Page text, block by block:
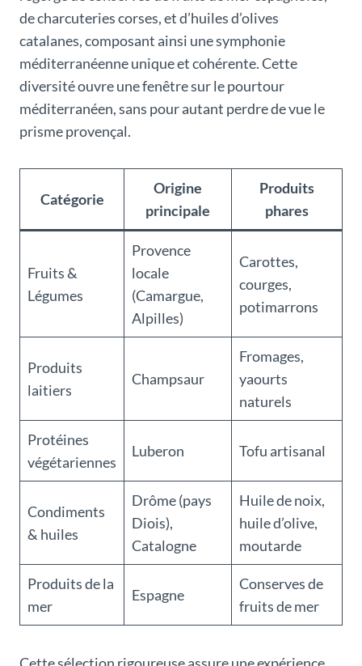
de charcuteries corses, et d’huiles d’olives
catalanes, composant ainsi une symphonie
méditerranéenne unique et cohérente. Cette
diversité ouvre une fenêtre sur le pourtour
méditerranéen, sans pour autant perdre de vue le
prisme provençal.
Catégorie
Origine
principale
Produits
phares
Fruits &
Légumes
Provence
locale
(Camargue,
Alpilles)
Carottes,
courges,
potimarrons
Produits
laitiers
Champsaur
Fromages,
yaourts
naturels
Protéines
végétariennes
Luberon Tofu artisanal
Condiments
& huiles
Drôme (pays
Diois),
Catalogne
Huile de noix,
huile d’olive,
moutarde
Produits de la
mer
Espagne
Conserves de
fruits de mer